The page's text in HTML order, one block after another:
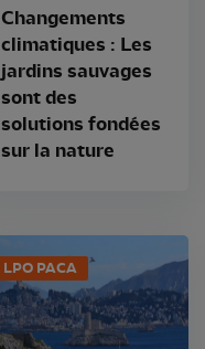
Changements
climatiques : Les
jardins sauvages
sont des
solutions fondées
sur la nature
LPO PACA